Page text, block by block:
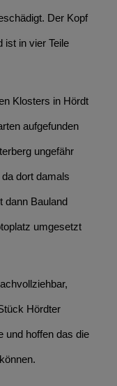
Der Kopf
ist in vier Teile
Klosters in Hördt
aufgefunden
ungefähr
dort damals
dann Bauland
umgesetzt
Hördter
und hoffen das die